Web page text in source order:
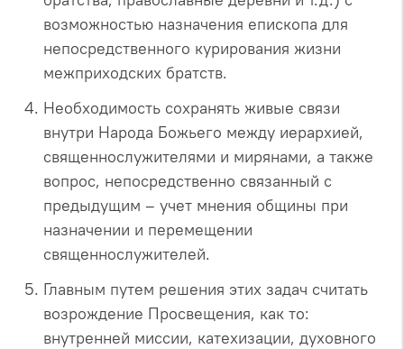
возможностью назначения епископа для
непосредственного курирования жизни
межприходских братств.
Необходимость сохранять живые связи
внутри Народа Божьего между иерархией,
священнослужителями и мирянами, а также
вопрос, непосредственно связанный с
предыдущим – учет мнения общины при
назначении и перемещении
священнослужителей.
Главным путем решения этих задач считать
возрождение Просвещения, как то:
внутренней миссии, катехизации, духовного